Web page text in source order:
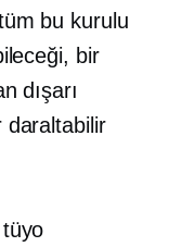
bu kurulu
bir
dışarı
daraltabilir